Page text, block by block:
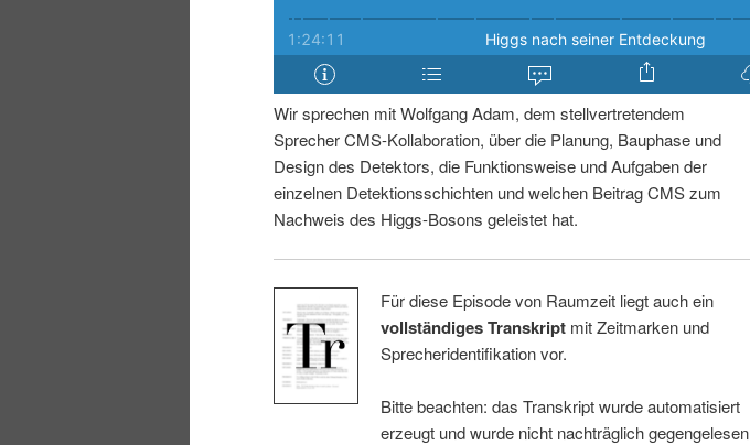
i
g
e
n
p
i
n
g
e
n
Wir sprechen mit Wolfgang Adam, dem stellvertretendem
Sprecher CMS-Kollaboration, über die Planung, Bauphase und
Design des Detektors, die Funktionsweise und Aufgaben der
einzelnen Detektionsschichten und welchen Beitrag CMS zum
Nachweis des Higgs-Bosons geleistet hat.
Für diese Episode von Raumzeit liegt auch ein
vollständiges Transkriptmit Zeitmarken und
Sprecheridentifikation vor.
Bitte beachten: das Transkript wurde automatisiert
erzeugt und wurde nicht nachträglich gegengelesen